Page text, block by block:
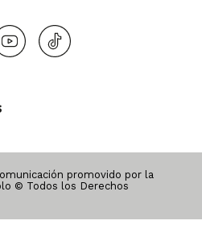
promovido por la
© Todos los Derechos